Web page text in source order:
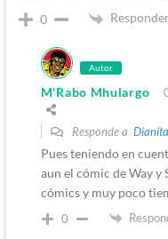
0 Responder
Autor
M'Rabo Mhulargo
Responde a Dianita
Pues teniendo en
aun el cómic de Way y
cómics y muy poco
0